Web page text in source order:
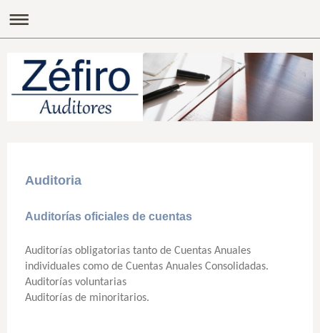
Auditoria
Auditorías oficiales de cuentas
Auditorías obligatorias tanto de Cuentas Anuales
individuales como de Cuentas Anuales Consolidadas.
Auditorías voluntarias
Auditorías de minoritarios.